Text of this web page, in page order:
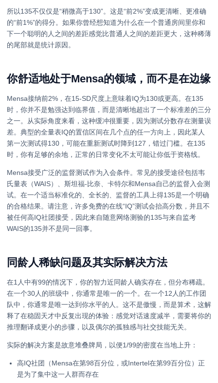
所以135不仅仅是“稍微高于130”。这是“前2%”变成更清晰、更准确
的“前1%”的得分。如果你曾经想知道为什么在一个普通房间里你和
下一个聪明的人之间的差距感觉比普通人之间的差距更大，这种稀薄
的尾部就是统计原因。
你舒适地处于Mensa的领域，而不是在边缘
Mensa接纳前2%，在15-SD尺度上意味着IQ为130或更高。在135
时，你并不是勉强达到临界值，而是清晰地超出了一个标准差的三分
之一。从实际角度来看，这种缓冲很重要，因为测试分数存在测量误
差。典型的全量表IQ的置信区间在几个点的任一方向上，因此某人
第一次测试得130，可能在重新测试时降到127，错过门槛。在135
时，你有足够的余地，正常的日常变化不太可能让你低于资格线。
Mensa接受广泛的监督测试作为入会条件。常见的接受途径包括韦
氏量表（WAIS）、斯坦福-比奈、卡特尔和Mensa自己的监督入会测
试。在一个适当标准化的、全长的、监督的工具上得135是一个明确
的合格结果。请注意，许多免费的在线“IQ”测试会抬高分数，并且不
被任何高IQ社团接受，因此来自随意网络测验的135与来自监考
WAIS的135并不是同一回事。
同龄人稀缺问题及其实际解决方法
在1人中有99的情况下，你的智力近同龄人确实存在，但分布稀疏。
在一个30人的班级中，你通常是唯一的一个。在一个12人的工作团
队中，你通常是唯一达到你水平的人。这不是傲慢，而是算术，这解
释了在稳固天才中反复出现的体验：感觉对话速度减半，需要将你的
推理翻译成更小的步骤，以及偶尔的孤独感与社交技能无关。
实际的解决方案是故意堆叠牌局，以便1/99的密度在当地上升：
高IQ社团（Mensa在第98百分位，或Intertel在第99百分位）正
是为了集中这一人群而存在